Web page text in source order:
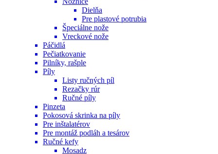
Dielňa
Pre plastové potrubia
Špeciálne nože
Vreckové nože
Páčidlá
Pečiatkovanie
Pilníky, rašple
Píly
Listy ručných píl
Rezačky rúr
Ručné píly
Pinzeta
Pokosová skrinka na píly
Pre inštalatérov
Pre montáž podláh a tesárov
Ručné kefy
Mosadz